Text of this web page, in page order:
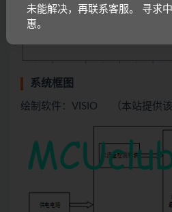
系统框图
绘制软件：VISIO （本站提供该
未能解决，再联系客服。 寻求
惠。